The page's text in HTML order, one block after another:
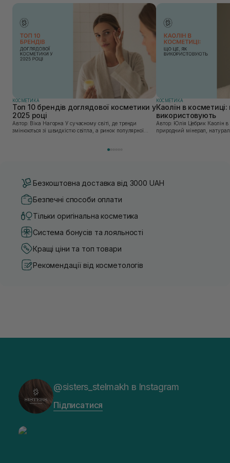
КОСМЕТИКА
Топ 10 брендів доглядової косметики у
2025 році
Автор: Віка Нагорна У сучасному світі, де тренди
змінюються зі швидкістю світла, а ринок популярної
КОСМЕТИКА
Каолін в
використовують
Автор: Юлія Цебрик Каолін в косметології – це
природний мінерал,
Безкоштовна доставка від 3000 UAH
Безпечні способи оплати
Тільки оригінальна косметика
Система бонусів та лояльності
Кращі ціни та топ товари
Рекомендації від косметологів
@sisters_stelmakh в Instagram
Підписатися